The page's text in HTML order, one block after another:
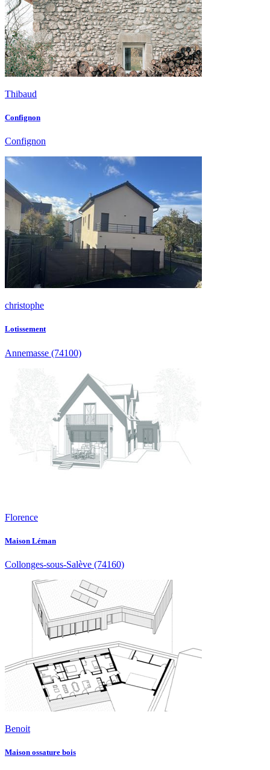
Thibaud
Confignon
Confignon
christophe
Lotissement
Annemasse (74100)
Florence
Maison Léman
Collonges-sous-Salève (74160)
Benoit
Maison ossature bois